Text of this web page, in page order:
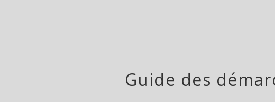
Guide des